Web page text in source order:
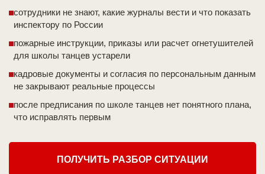
сотрудники не знают, какие журналы вести и что показать
инспектору по России
пожарные инструкции, приказы или расчет огнетушителей
для школы танцев устарели
кадровые документы и согласия по персональным данным
не закрывают реальные процессы
после предписания по школе танцев нет понятного плана,
что исправлять первым
ПОЛУЧИТЬ РАЗБОР СИТУАЦИИ